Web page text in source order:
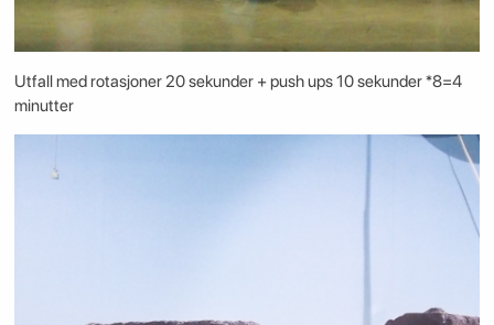
Utfall med rotasjoner 20 sekunder + push ups 10 sekunder *8=4
minutter